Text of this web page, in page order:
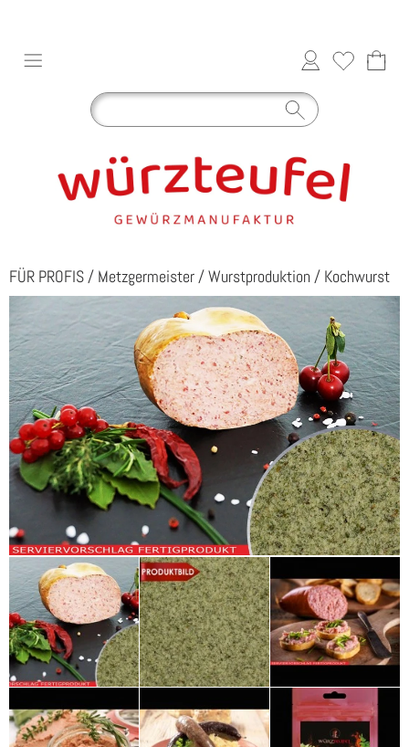
FÜR PROFIS / Metzgermeister /Wurstproduktion / Kochwurst